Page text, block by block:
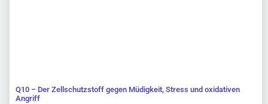
Q10 – Der Zellschutzstoff gegen Müdigkeit, Stress und oxidativen
Angriff